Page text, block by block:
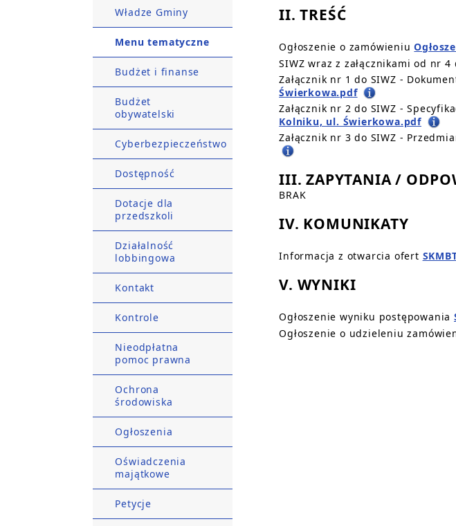
Władze Gminy
Menu tematyczne
Budżet i finanse
Budżet
obywatelski
Cyberbezpieczeństwo
Dostępność
Dotacje dla
przedszkoli
Działalność
lobbingowa
Kontakt
Kontrole
Nieodpłatna
pomoc prawna
Ochrona
środowiska
Ogłoszenia
Oświadczenia
majątkowe
Petycje
II. TREŚĆ
Ogłoszenie o zamówieniu
SIWZ wraz z załącznikami od nr 4
Załącznik nr 1 do SIWZ -
Świerkowa.pdf
Załącznik nr 2 do SIWZ -
Kolniku, ul. Świerkowa.pdf
Załącznik nr 3 do SIWZ -
III. ZAPYTANIA /
BRAK
IV. KOMUNIKATY
Informacja z otwarcia ofert
V. WYNIKI
Ogłoszenie wyniku postępowania
Ogłoszenie o udzieleniu